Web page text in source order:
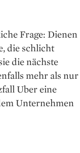
Frage: Dienen
die schlicht
die nächste
mehr als nur
Uber eine
Unternehmen